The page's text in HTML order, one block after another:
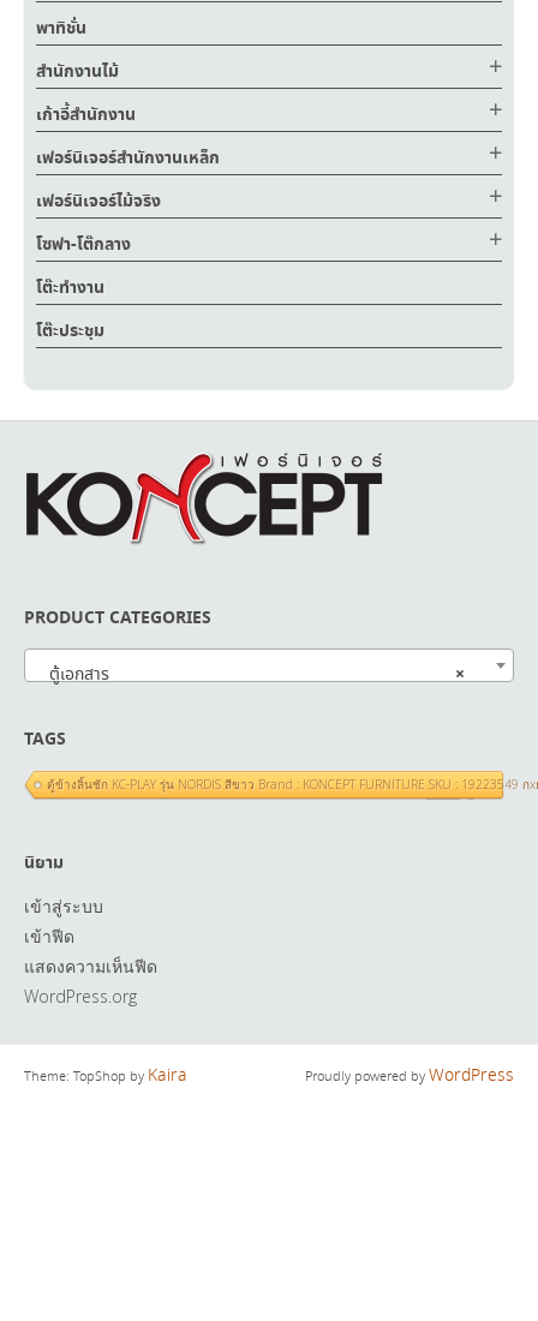
พาทิชั่น
สำนักงานไม้
เก้าอี้สำนักงาน
เฟอร์นิเจอร์สำนักงานเหล็ก
เฟอร์นิเจอร์ไม้จริง
โซฟา-โต๊กลาง
โต๊ะทำงาน
โต๊ะประชุม
PRODUCT CATEGORIES
×
ตู้เอกสาร
TAGS
ตู้ข้างลิ้นชัก KC-PLAY รุ่น NORDIS สีขาว Brand : KONCEPT FURNITURE SKU : 19223549 ก
นิยาม
เข้าสู่ระบบ
เข้าฟีด
แสดงความเห็นฟีด
WordPress.org
Theme: TopShop by Kaira Proudly powered byWordPress